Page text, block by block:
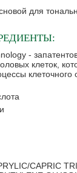
для
-
клеток,
клеточного
CAPRIC